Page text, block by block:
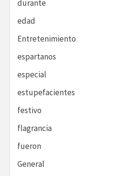
durante
edad
Entretenimiento
espartanos
especial
estupefacientes
festivo
flagrancia
fueron
General